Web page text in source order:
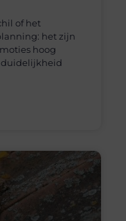
of het
het zijn
hoog
duidelijkheid